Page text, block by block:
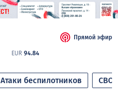
EUR 94.84
Прямой эфир
Атаки беспилотников СВО